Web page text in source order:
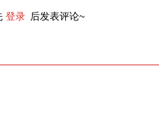
登录 后发表评论~